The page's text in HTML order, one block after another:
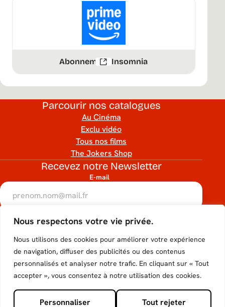
Nous respectons votre vie privée.
Nous utilisons des cookies pour améliorer votre expérience
de navigation, diffuser des publicités ou des contenus
personnalisés et analyser notre trafic. En cliquant sur « Tout
accepter », vous consentez à notre utilisation des cookies.
Personnaliser Tout rejeter
Abonnement Insomnia
Parcourir nos catalogues
Au Cinéma
Exclu vidéo
Tous nos films
The Jokers Shop
Recevez notre Newsletter
E-mail
J’accepte que mon adresse e-mail soit utilisée conformément
à notre politique de confidentialité.
hCaptcha
S'inscrire
Suivez-nous
Accéder
au
compte
Tiktok
Accéder
au
compte
Facebook
Accéder
au
compte
Instagram
Accéder
au
compte
Youtube
Accéder
au
compte
X de